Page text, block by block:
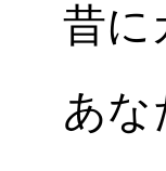
昔に
あな